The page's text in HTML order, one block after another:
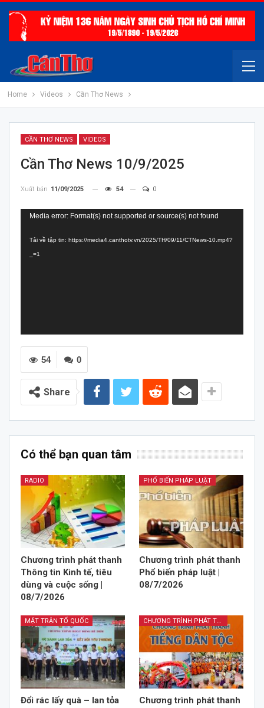
Home Videos Cần Thơ News
CẦN THƠ NEWS VIDEOS
Cần Thơ News 10/9/2025
Xuất bản 11/09/2025 54 0
Trình
Video
Media error: Format(s) not supported or source(s) not found
Tải về tập tin: https://media4.canthotv.vn/2025/TH/09/11/CTNews-10.mp4?
_=1
0
54
Share
Có thể bạn quan tâm
RADIO
Chương trình phát thanh
Thông tin Kinh tế, tiêu
dùng và cuộc sống |
08/7/2026
PHỔ BIẾN PHÁP LUẬT
Chương trình phát thanh
Phổ biến pháp luật |
08/7/2026
MẶT TRẬN TỔ QUỐC
Đổi rác lấy quà – lan tỏa
CHƯƠNG TRÌNH PHÁT THANH TIẾNG DÂN TỘC
Chương trình phát thanh